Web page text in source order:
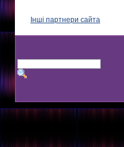
Інші партнери сайта